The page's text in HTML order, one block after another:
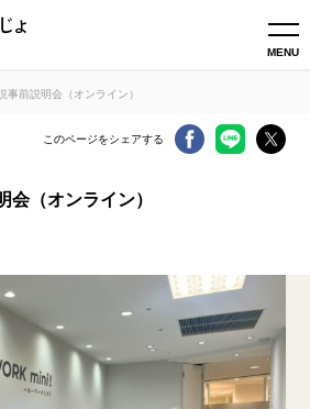
MENU
事前説明会（オンライン）
このページをシェアする
（オンライン）